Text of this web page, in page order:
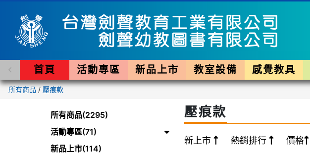
首頁 活動專區 新品上市 教室設備 感覺教具
所有商品 / 壓痕款
所有商品(2295)
活動專區(71)
新品上市(114)
壓痕款
新上市 熱銷排行 價格